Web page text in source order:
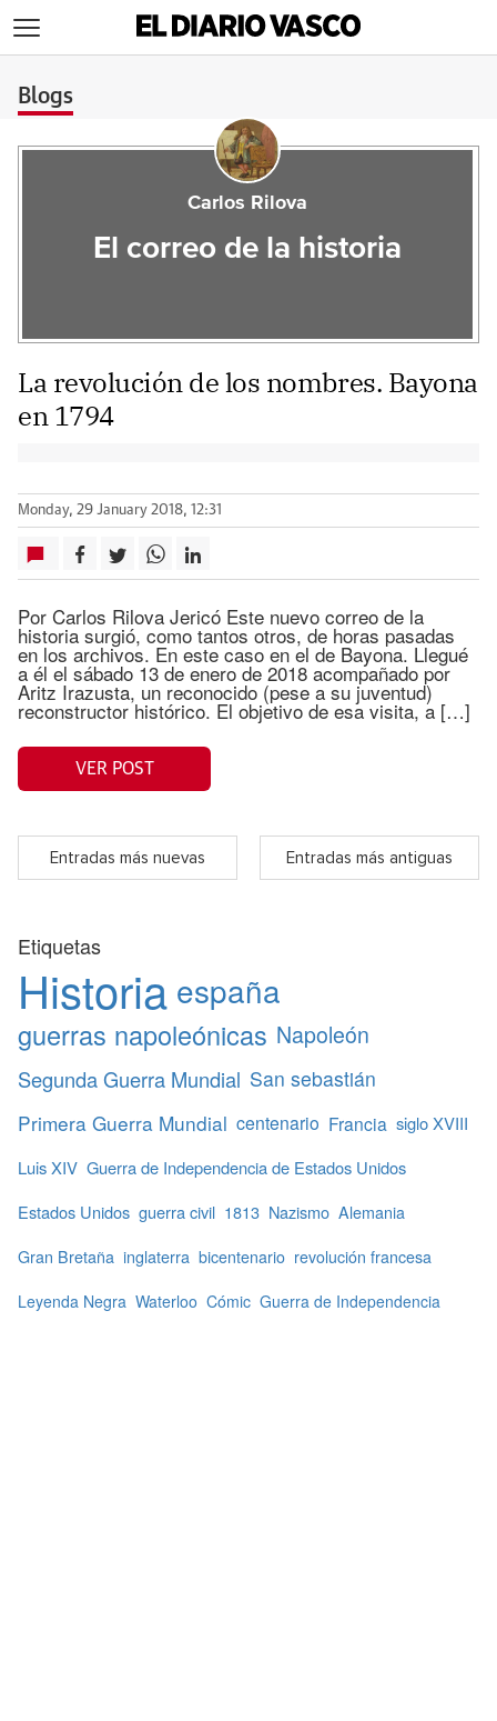
Blogs
Carlos Rilova
El correo de la historia
La revolución de los nombres. Bayona
en 1794
Monday, 29 January 2018, 12:31
Por Carlos Rilova Jericó Este nuevo correo de la
historia surgió, como tantos otros, de horas pasadas
en los archivos. En este caso en el de Bayona. Llegué
a él el sábado 13 de enero de 2018 acompañado por
Aritz Irazusta, un reconocido (pese a su juventud)
reconstructor histórico. El objetivo de esa visita, a […]
VER POST
Entradas más nuevas Entradas más antiguas
Etiquetas
Historia españa
guerras napoleónicas Napoleón
Segunda Guerra Mundial San sebastián
Primera Guerra Mundial centenario Francia siglo XVIII
Luis XIV Guerra de Independencia de Estados Unidos
Estados Unidos guerra civil 1813 Nazismo Alemania
Gran Bretaña inglaterra bicentenario revolución francesa
Leyenda Negra Waterloo Cómic Guerra de Independencia